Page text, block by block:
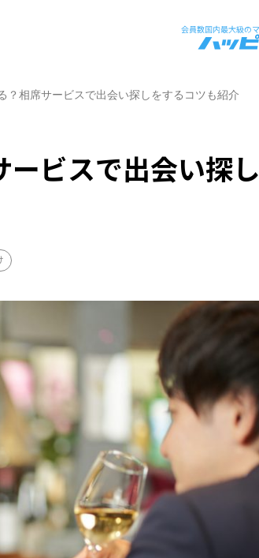
？相席サービスで出会い探しをするコツも紹介
ービスで出会い探し